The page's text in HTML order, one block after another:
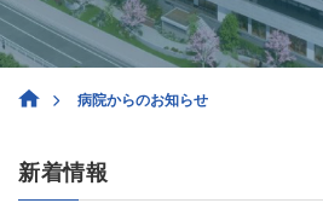
病院からのお知らせ
新着情報